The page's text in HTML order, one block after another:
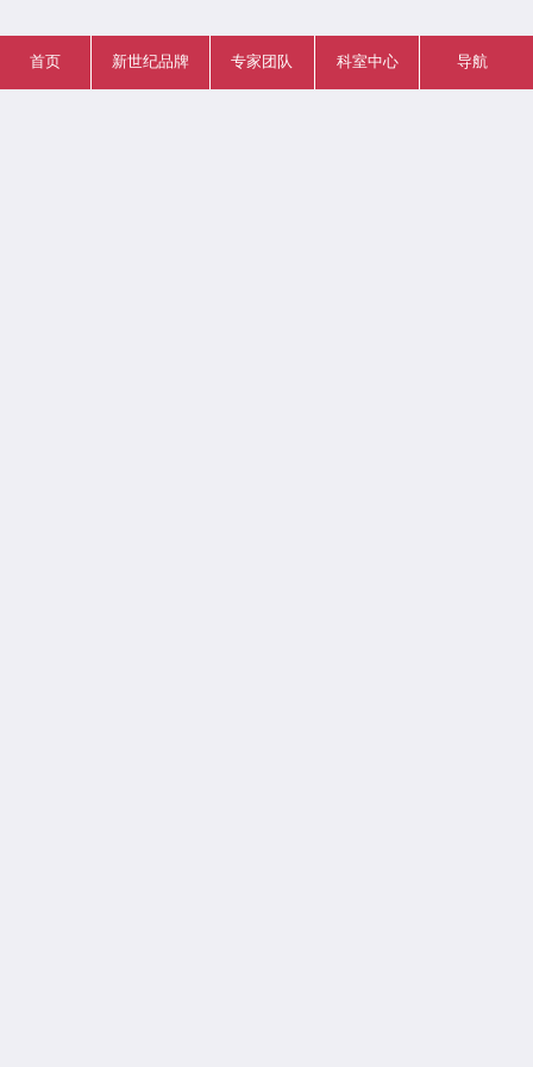
首页 新世纪品牌 专家团队 科室中心 导航